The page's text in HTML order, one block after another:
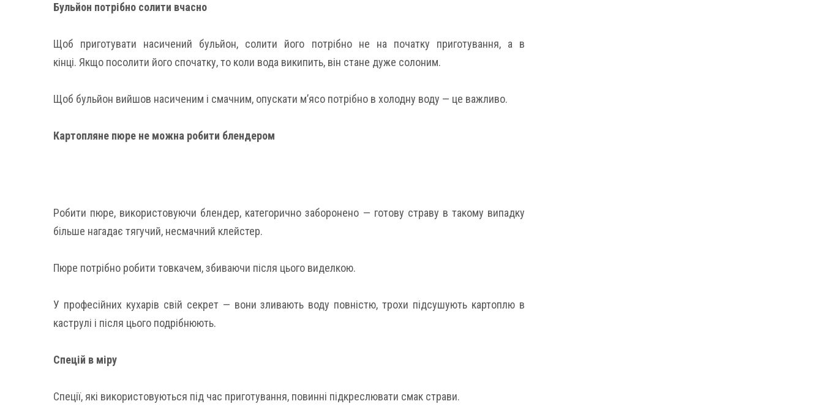
Бульйон потрібно солити вчасно
Щоб приготувати насичений бульйон, солити його потрібно не на початку приготування, а в
кінці. Якщо посолити його спочатку, то коли вода википить, він стане дуже солоним.
Щоб бульйон вийшов насиченим і смачним, опускати м’ясо потрібно в холодну воду — це важливо.
Картопляне пюре не можна робити блендером
Робити пюре, використовуючи блендер, категорично заборонено — готову страву в такому випадку
більше нагадає тягучий, несмачний клейстер.
Пюре потрібно робити товкачем, збиваючи після цього виделкою.
У професійних кухарів свій секрет — вони зливають воду повністю, трохи підсушують картоплю в
каструлі і після цього подрібнюють.
Спецій в міру
Спеції, які використовуються під час приготування, повинні підкреслювати смак страви.